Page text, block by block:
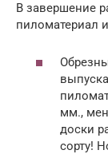
В завершение
пиломатериал
мм.,
доски
сорту!